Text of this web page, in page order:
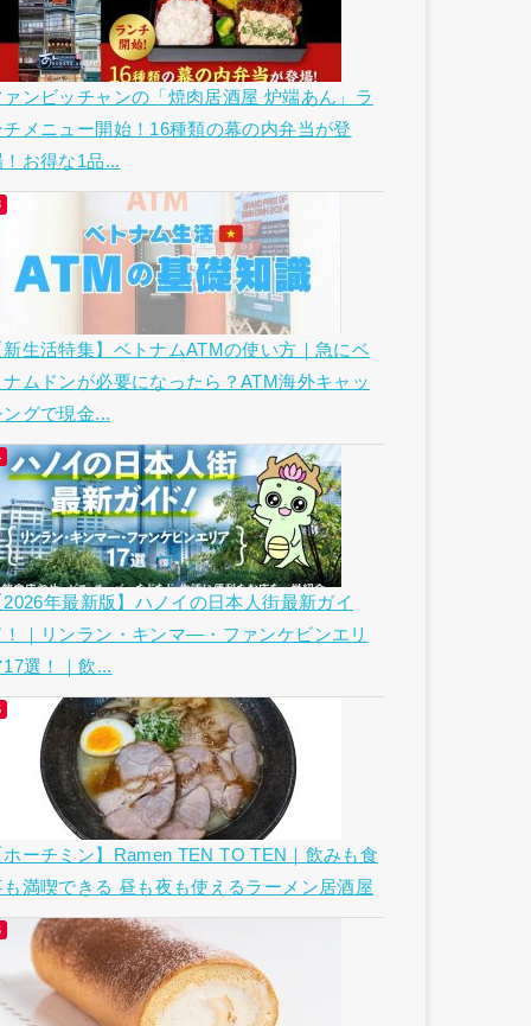
ァンビッチャンの「焼肉居酒屋 炉端あん」ラ
チメニュー開始！16種類の幕の内弁当が登
！お得な1品...
新生活特集】ベトナムATMの使い方｜急にベ
ナムドンが必要になったら？ATM海外キャッ
ングで現金...
2026年最新版】ハノイの日本人街最新ガイ
！｜リンラン・キンマ―・ファンケビンエリ
17選！｜飲...
ホーチミン】Ramen TEN TO TEN｜飲みも食
も満喫できる 昼も夜も使えるラーメン居酒屋